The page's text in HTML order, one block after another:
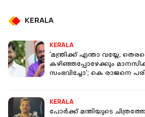
KERALA
KERALA
'മന്ത്രിക്ക് എന്താ വയ്യേ,
കഴിഞ്ഞപ്പോഴേക്കും
സംഭവിച്ചോ'; കെ രാജനെ
KERALA
പോർക്ക് മന്തിയുടെ